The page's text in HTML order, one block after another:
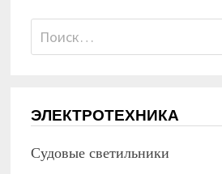
Найти:
ЭЛЕКТРОТЕХНИКА
Судовые светильники